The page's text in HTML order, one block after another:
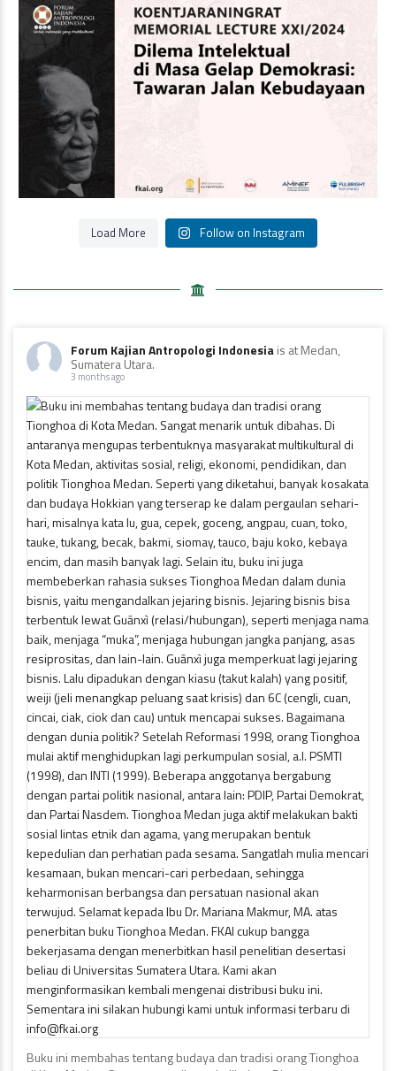
Oleh Prof Dr. Sulistyowati Irianto
Saat ini ...
Load More Follow on Instagram
Forum Kajian Antropologi Indonesiais at Medan,
Sumatera Utara.
3 months ago
Buku ini membahas tentang budaya dan tradisi orang Tionghoa